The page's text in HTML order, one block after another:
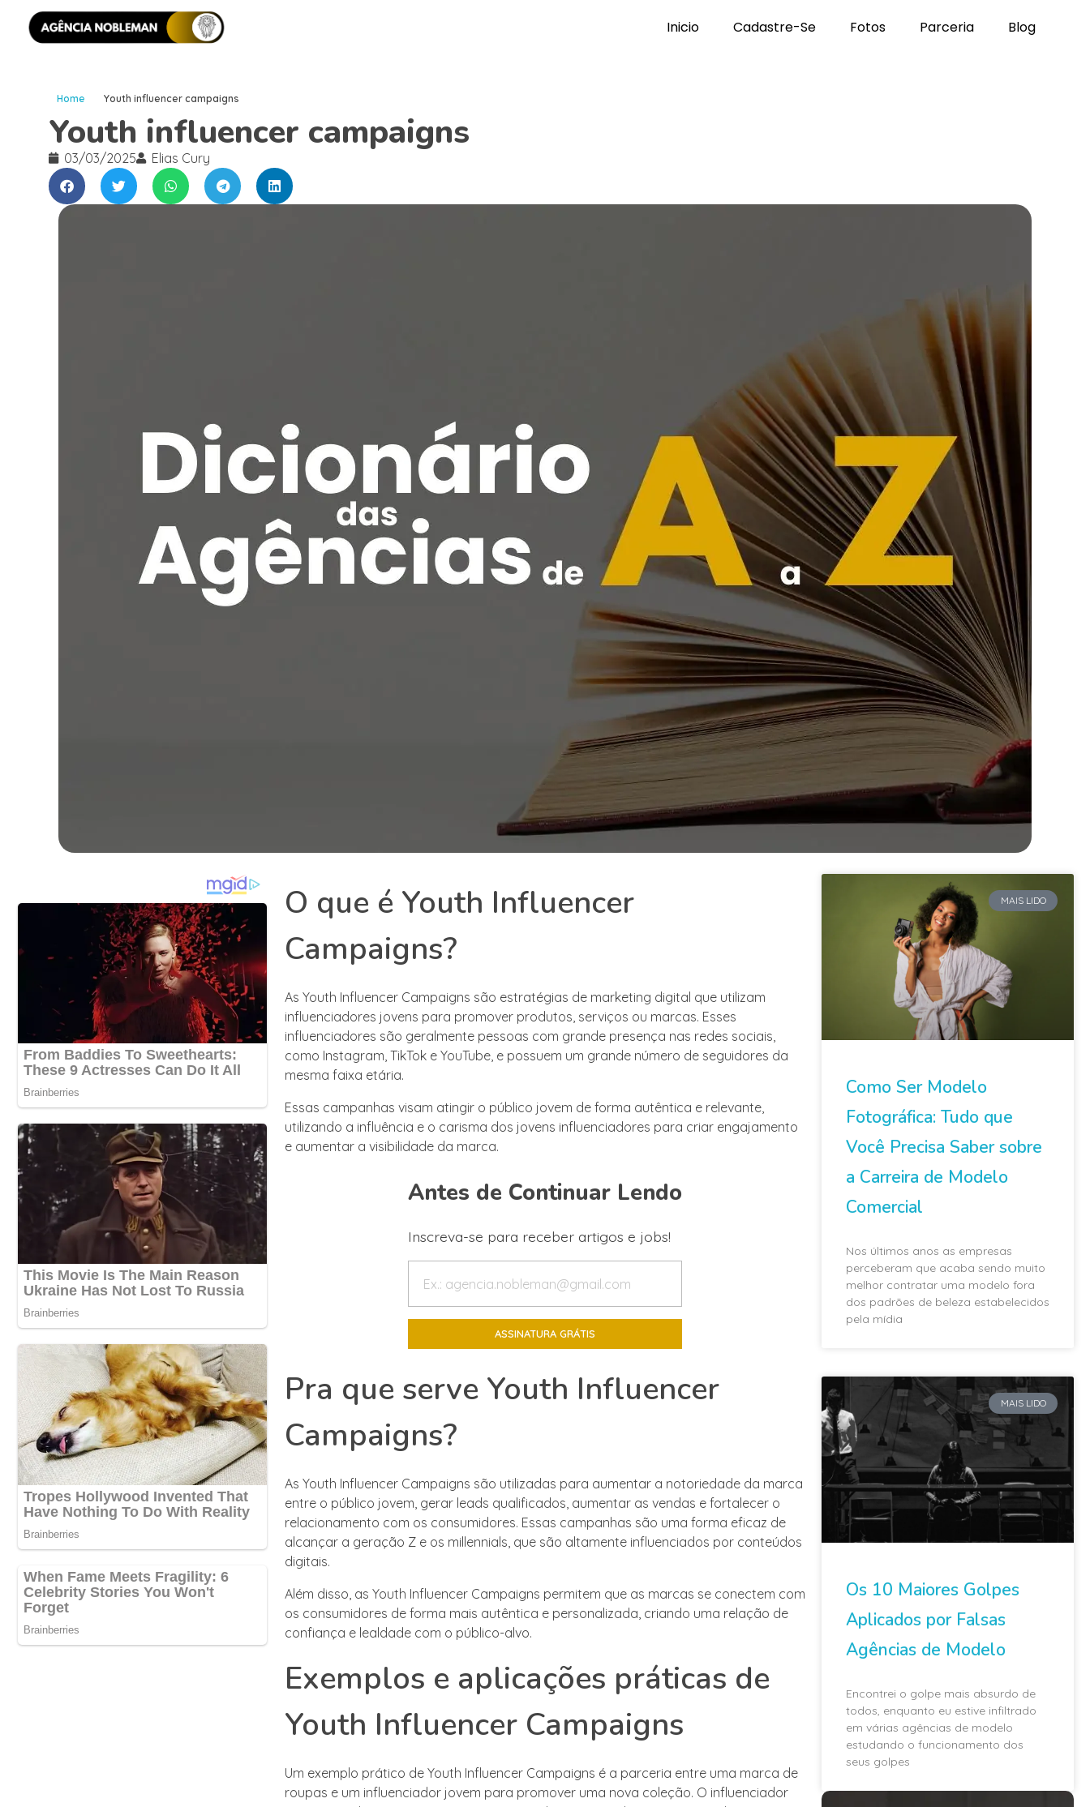
Inicio Cadastre-Se Fotos Parceria Blog
Home Youth influencer campaigns
Youth influencer campaigns
03/03/2025 Elias Cury
O que é Youth Influencer
Campaigns?
As Youth Influencer Campaigns são estratégias de marketing digital que utilizam
influenciadores jovens para promover produtos, serviços ou marcas. Esses
influenciadores são geralmente pessoas com grande presença nas redes sociais,
como Instagram, TikTok e YouTube, e possuem um grande número de seguidores da
mesma faixa etária.
Essas campanhas visam atingir o público jovem de forma autêntica e relevante,
utilizando a influência e o carisma dos jovens influenciadores para criar engajamento
e aumentar a visibilidade da marca.
Antes de Continuar Lendo
Inscreva-se para receber artigos e jobs!
Pra que serve Youth Influencer
Campaigns?
As Youth Influencer Campaigns são utilizadas para aumentar a notoriedade da marca
entre o público jovem, gerar leads qualificados, aumentar as vendas e fortalecer o
relacionamento com os consumidores. Essas campanhas são uma forma eficaz de
alcançar a geração Z e os millennials, que são altamente influenciados por conteúdos
digitais.
Além disso, as Youth Influencer Campaigns permitem que as marcas se conectem com
os consumidores de forma mais autêntica e personalizada, criando uma relação de
confiança e lealdade com o público-alvo.
Exemplos e aplicações práticas de
Youth Influencer Campaigns
Um exemplo prático de Youth Influencer Campaigns é a parceria entre uma marca de
roupas e um influenciador jovem para promover uma nova coleção. O influenciador
MAIS LIDO
Como Ser Modelo
Fotográfica: Tudo que
Você Precisa Saber sobre
a Carreira de Modelo
Comercial
Nos últimos anos as empresas
perceberam que acaba sendo muito
melhor contratar uma modelo fora
dos padrões de beleza estabelecidos
pela mídia
MAIS LIDO
Os 10 Maiores Golpes
Aplicados por Falsas
Agências de Modelo
Encontrei o golpe mais absurdo de
todos, enquanto eu estive infiltrado
em várias agências de modelo
estudando o funcionamento dos
seus golpes